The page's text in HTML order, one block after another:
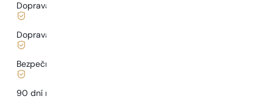
Doprava zdarma od
Doprava od
Bezpečné nakupování a platby
90 dní na